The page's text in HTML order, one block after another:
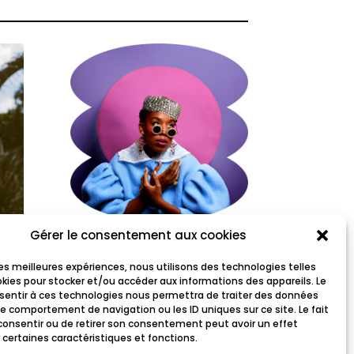
Gérer le consentement aux cookies
meilleures expériences, nous utilisons des technologies telles
pour stocker et/ou accéder aux informations des appareils. Le
à ces technologies nous permettra de traiter des données
comportement de navigation ou les ID uniques sur ce site. Le fait
ou de retirer son consentement peut avoir un effet
caractéristiques et fonctions.
Frieda